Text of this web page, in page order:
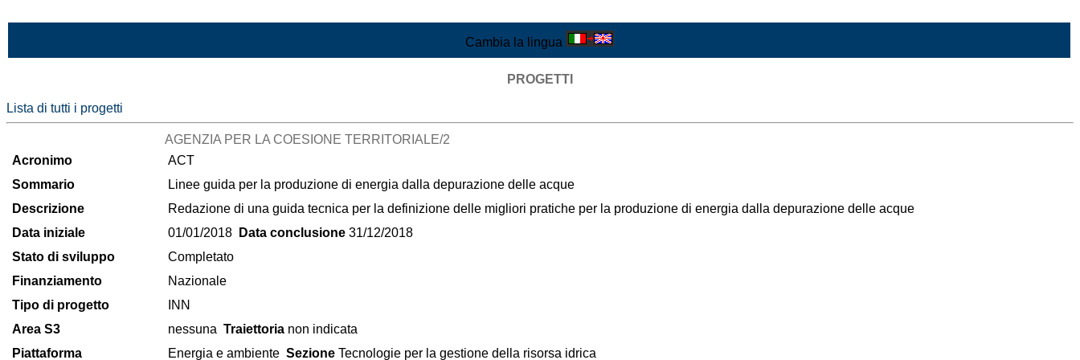
Cambia la lingua
PROGETTI
Lista di tutti i progetti
AGENZIA PER LA COESIONE TERRITORIALE/2
Acronimo
ACT
Sommario
Linee guida per la produzione di energia dalla depurazione delle acque
Descrizione
Redazione di una guida tecnica per la definizione delle migliori pratiche per la produzione di energia dalla depurazione delle acque
Data iniziale
01/01/2018 Data conclusione 31/12/2018
Stato di sviluppo
Completato
Finanziamento
Nazionale
Tipo di progetto
INN
Area S3
nessuna Traiettoria non indicata
Piattaforma
Energia e ambiente Sezione Tecnologie per la gestione della risorsa idrica